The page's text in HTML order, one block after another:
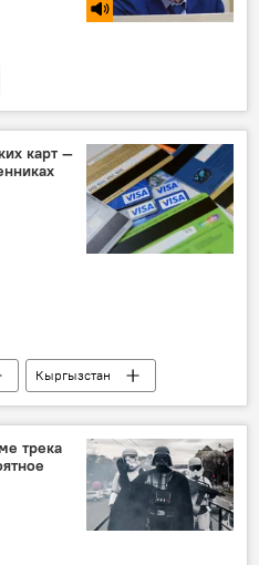
свобода
карт —
Кыргызстан
кража
трека